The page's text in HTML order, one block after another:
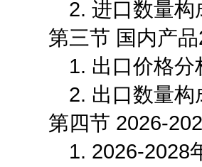
2. 进口数量构
第三节 国内产品
1. 出口价格分
2. 出口数量构
第四节 2026-
1. 2026-2028年